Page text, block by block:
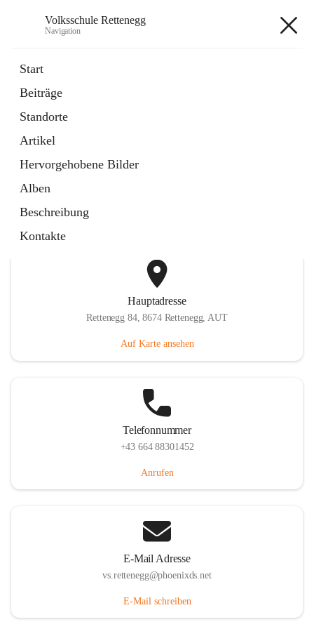
Volksschule Rettenegg
Navigation
Start
Beiträge
Standorte
Artikel
Hervorgehobene Bilder
Alben
Beschreibung
Kontakte
Externe Webseite
in
Tab
Termine Schuljahr 2025/2026
Artikel
öffnet
in
neuem
Tab
Hauptadresse
Rettenegg 84, 8674 Rettenegg, AUT
Auf Karte ansehen
Telefonnummer
+43 664 88301452
Anrufen
E-Mail Adresse
vs.rettenegg@phoenixds.net
E-Mail schreiben